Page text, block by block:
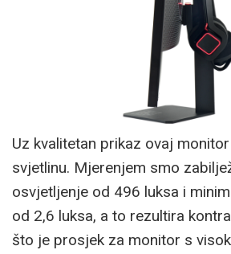
Uz kvalitetan prikaz ovaj
svjetlinu. Mjerenjem smo
osvjetljenje od 496 luksa i
od 2,6 luksa, a to rezultira
što je prosjek za monitor s